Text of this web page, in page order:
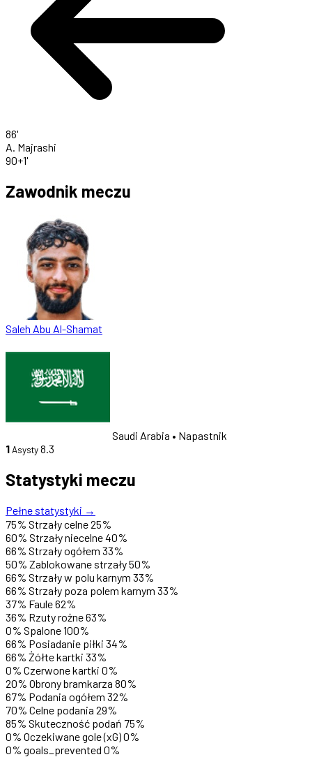
86'
A. Majrashi
90+1'
Zawodnik meczu
Saleh Abu Al-Shamat
Saudi Arabia • Napastnik
1Asysty8.3
Statystyki meczu
Pełne statystyki →
75% Strzały celne25%
60% Strzały niecelne40%
66% Strzały ogółem 33%
50% Zablokowane strzały50%
66% Strzały w polu karnym 33%
66% Strzały poza polem karnym 33%
37% Faule62%
36% Rzuty rożne63%
0% Spalone100%
66% Posiadanie piłki 34%
66% Żółte kartki 33%
0% Czerwone kartki 0%
20% Obrony bramkarza 80%
67% Podania ogółem 32%
70% Celne podania 29%
85% Skuteczność podań 75%
0% Oczekiwane gole (xG)0%
0% goals_prevented 0%